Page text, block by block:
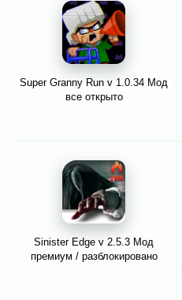
Super Granny Run v 1.0.34 Мод
все открыто
Sinister Edge v 2.5.3 Мод
премиум / разблокировано